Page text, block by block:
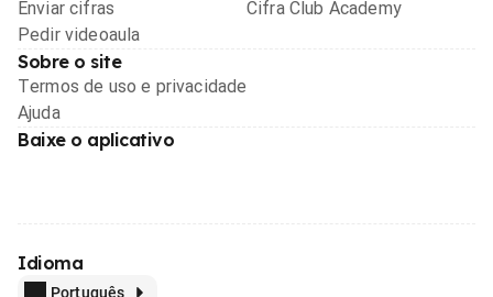
Enviar cifras
Pedir videoaula
Cifra Club Academy
Sobre o site
Termos de uso e privacidade
Ajuda
Baixe o aplicativo
Idioma
Português